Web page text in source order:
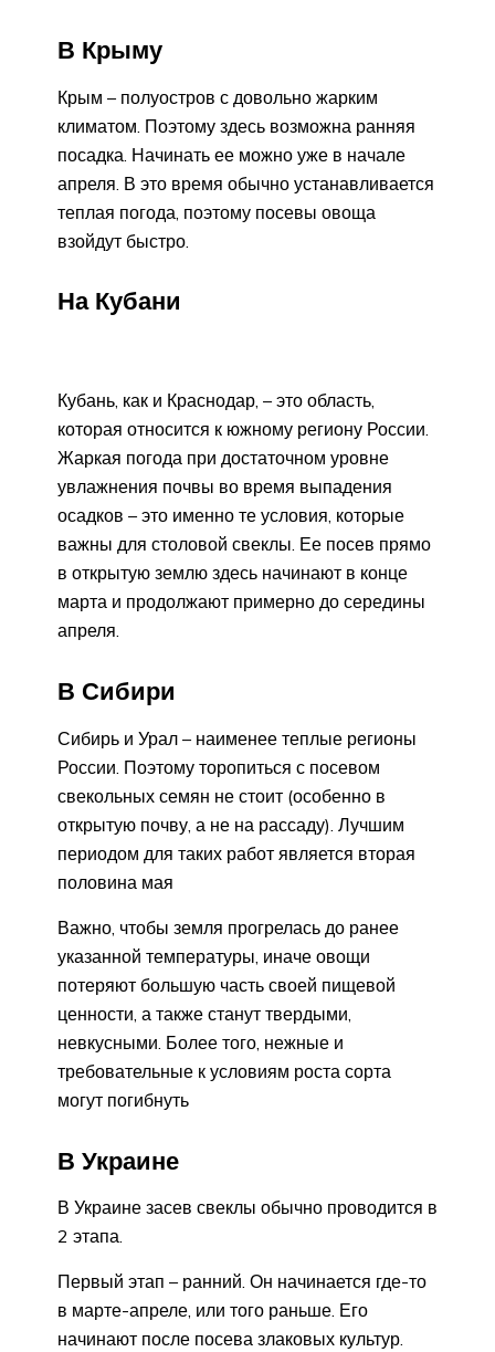
В Крыму
Крым – полуостров с довольно жарким
климатом. Поэтому здесь возможна ранняя
посадка. Начинать ее можно уже в начале
апреля. В это время обычно устанавливается
теплая погода, поэтому посевы овоща
взойдут быстро.
На Кубани
Кубань, как и Краснодар, – это область,
которая относится к южному региону России.
Жаркая погода при достаточном уровне
увлажнения почвы во время выпадения
осадков – это именно те условия, которые
важны для столовой свеклы. Ее посев прямо
в открытую землю здесь начинают в конце
марта и продолжают примерно до середины
апреля.
В Сибири
Сибирь и Урал – наименее теплые регионы
России. Поэтому торопиться с посевом
свекольных семян не стоит (особенно в
открытую почву, а не на рассаду). Лучшим
периодом для таких работ является вторая
половина мая
Важно, чтобы земля прогрелась до ранее
указанной температуры, иначе овощи
потеряют большую часть своей пищевой
ценности, а также станут твердыми,
невкусными. Более того, нежные и
требовательные к условиям роста сорта
могут погибнуть
В Украине
В Украине засев свеклы обычно проводится в
2 этапа.
Первый этап – ранний. Он начинается где-то
в марте-апреле, или того раньше. Его
начинают после посева злаковых культур.